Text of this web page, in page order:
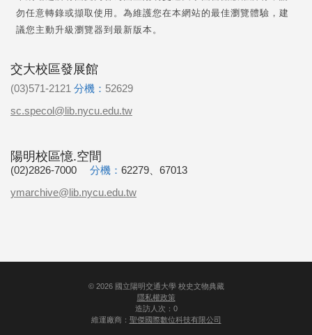
勿任意轉錄或擷取使用。為維護您在本網站的最佳瀏覽體驗，建
議您主動升級瀏覽器到最新版本。
交大校區發展館
(03)571-2121 分機： 52629
sc.specol@lib.nycu.edu.tw
陽明校區憶.空間
(02)2826-7000 分機： 62279、67013
ymarchive@lib.nycu.edu.tw
© 2026國立陽明交通大學 校史文物典藏
隱私權政策
造訪人次：0
維運廠商： 聖傑國際數位科技有限公司